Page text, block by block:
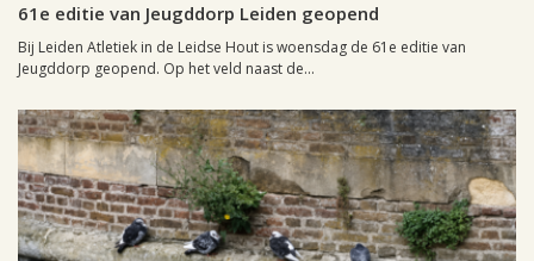
61e editie van Jeugddorp Leiden geopend
Bij Leiden Atletiek in de Leidse Hout is woensdag de 61e editie van
Jeugddorp geopend. Op het veld naast de...